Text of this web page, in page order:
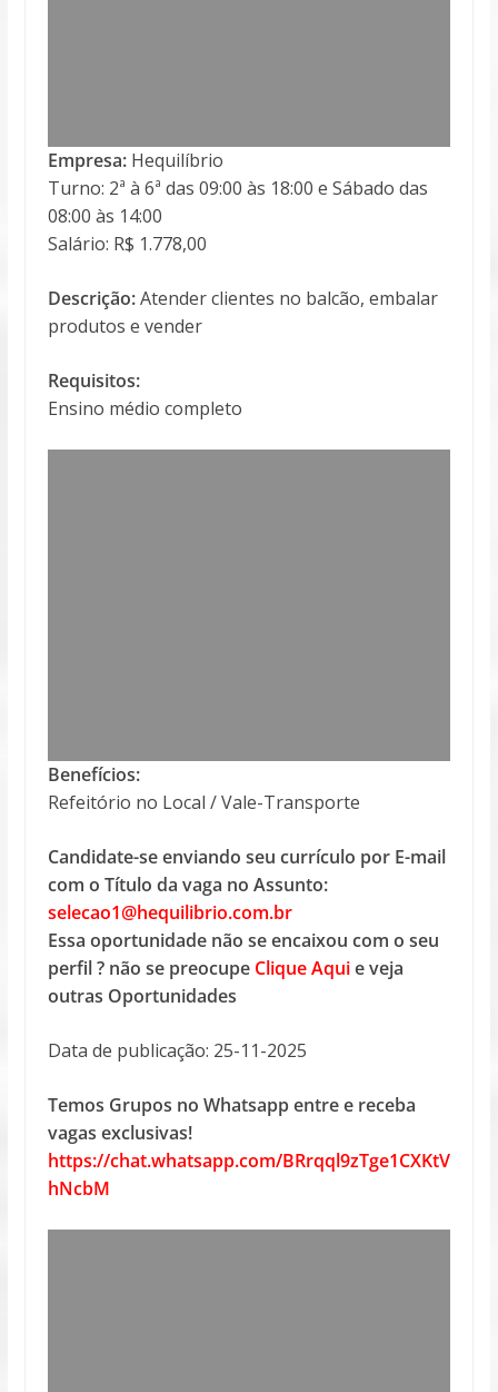
Empresa:Hequilíbrio
Turno: 2ª à 6ª das 09:00 às 18:00 e Sábado das
08:00 às 14:00
Salário: R$ 1.778,00
Descrição:Atender clientes no balcão, embalar
produtos e vender
Requisitos:
Ensino médio completo
Benefícios:
Refeitório no Local / Vale-Transporte
Candidate-se enviando seu currículo por E-mail
com o Título da vaga no Assunto:
selecao1@hequilibrio.com.br
Essa oportunidade não se encaixou com o seu
perfil ? não se preocupe Clique Aquie veja
outras Oportunidades
Data de publicação: 25-11-2025
Temos Grupos no Whatsapp entre e receba
vagas exclusivas!
https://chat.whatsapp.com/BRrqql9zTge1CXKtV
hNcbM